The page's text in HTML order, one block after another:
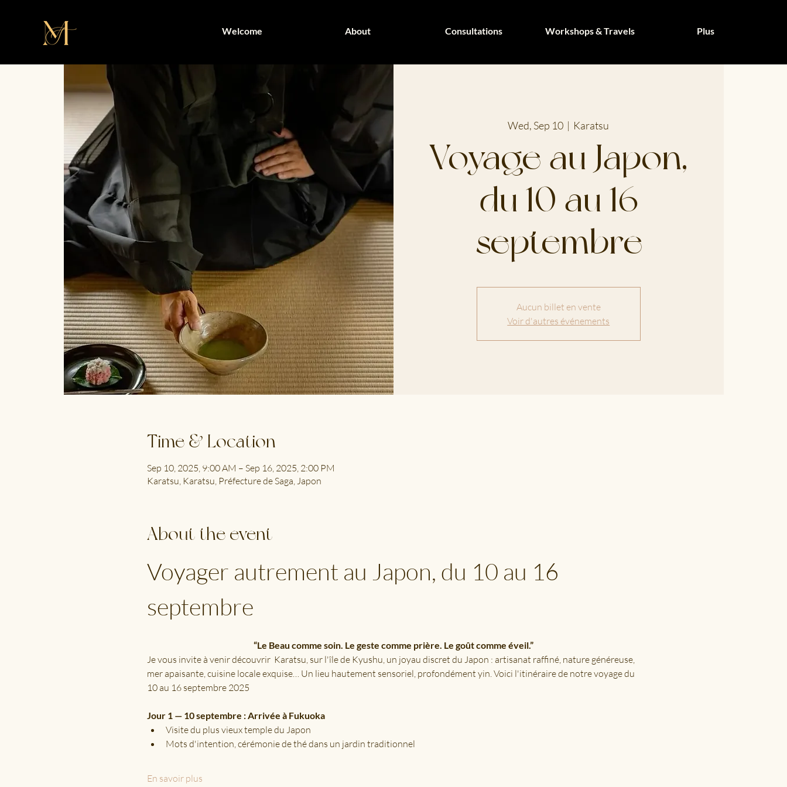
Welcome About Consultations Workshops & Travels Plus
Wed, Sep 10
  |
Karatsu
Voyage au Japon,
du 10 au 16
septembre
Aucun billet en vente
Voir d'autres événements
Time & Location
Sep 10, 2025, 9:00 AM – Sep 16, 2025, 2:00 PM
Karatsu, Karatsu, Préfecture de Saga, Japon
About the event
Voyager autrement au Japon, du 10 au 16
septembre
“Le Beau comme soin. Le geste comme prière. Le goût comme éveil.”
Je vous invite à venir découvrir  Karatsu, sur l'île de Kyushu, un joyau discret du Japon : artisanat raffiné, nature généreuse,
mer apaisante, cuisine locale exquise… Un lieu hautement sensoriel, profondément yin. Voici l'itinéraire de notre voyage du
10 au 16 septembre 2025
Jour 1 — 10 septembre : Arrivée à Fukuoka
Visite du plus vieux temple du Japon
Mots d'intention, cérémonie de thé dans un jardin traditionnel
En savoir plus